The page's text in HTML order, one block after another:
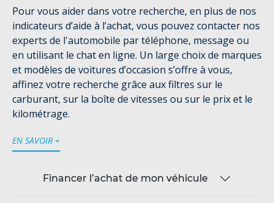
Pour vous aider dans votre recherche, en plus de nos
indicateurs d’aide à l’achat, vous pouvez contacter nos
experts de l'automobile par téléphone, message ou
en utilisant le chat en ligne. Un large choix de marques
et modèles de voitures d’occasion s’offre à vous,
affinez votre recherche grâce aux filtres sur le
carburant, sur la boîte de vitesses ou sur le prix et le
kilométrage.
EN SAVOIR +
Financer l’achat de mon véhicule